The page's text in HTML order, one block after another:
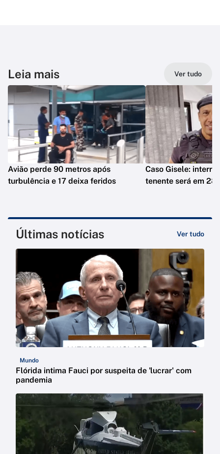
Leia mais Ver tudo
Avião perde 90 metros após
turbulência e 17 deixa feridos
Caso Gisele:
tenente será em 28
Últimas notícias Ver tudo
Mundo
Flórida intima Fauci por suspeita de 'lucrar' com
pandemia